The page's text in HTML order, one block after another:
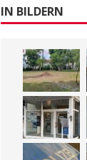
IN BILDERN